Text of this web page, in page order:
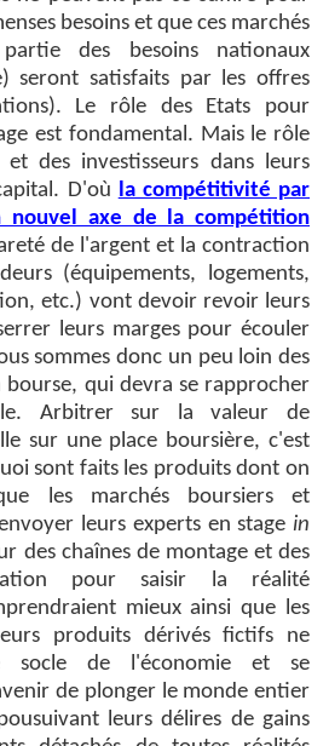
besoins et que ces marchés
des besoins nationaux
seront satisfaits par les offres
Le rôle des Etats pour
est fondamental. Mais le rôle
et des investisseurs dans leurs
D'où
la compétitivité par
nouvel axe de la compétition
de l'argent et la contraction
(équipements, logements,
etc.) vont devoir revoir leurs
leurs marges pour écouler
sommes donc un peu loin des
bourse, qui devra se rapprocher
Arbitrer sur la valeur de
sur une place boursière, c'est
sont faits les produits dont on
les marchés boursiers et
leurs experts en stage in
des chaînes de montage et des
pour saisir la réalité
mieux ainsi que les
produits dérivés fictifs ne
socle de l'économie et se
de plonger le monde entier
leurs délires de gains